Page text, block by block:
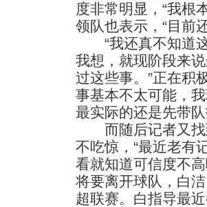
度非常明显，“我根
领队也表示，“目前
“我还真不知道这
我想，就现阶段来
过这些事。”正在积
事基本不太可能，
最实际的还是先带
而随后记者又找
不吃惊，“最近老有
看就知道可信度不
将要离开球队，白
超联赛。白指导最